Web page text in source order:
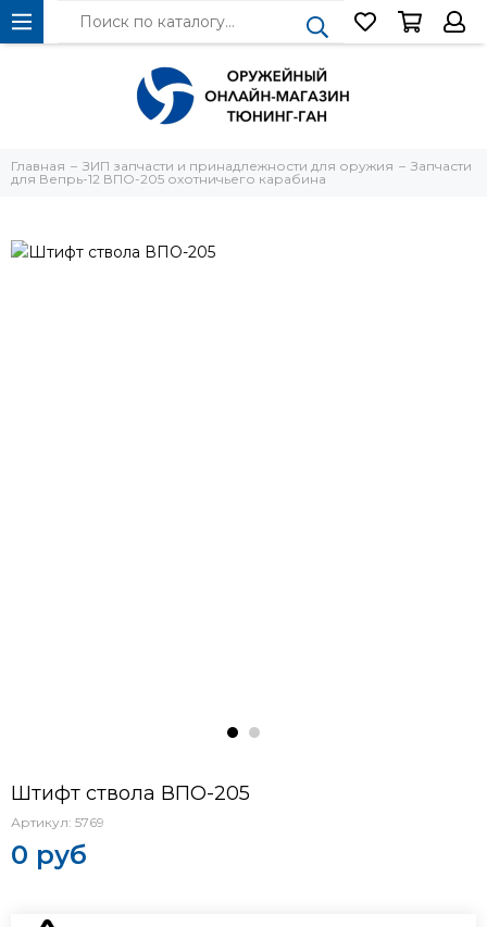
Главная ЗИП запчасти и принадлежности для оружия
Запчасти
для Вепрь-12 ВПО-205 охотничьего карабина
Штифт ствола ВПО-205
Артикул: 5769
0 руб